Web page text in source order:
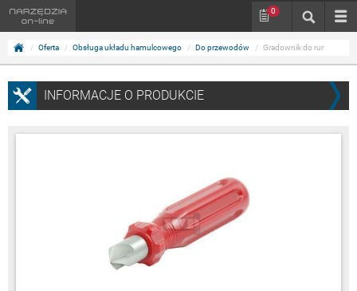
0
Oferta Obsługa układu hamulcowego Do przewodów Gradownik do rur
INFORMACJE O PRODUKCIE